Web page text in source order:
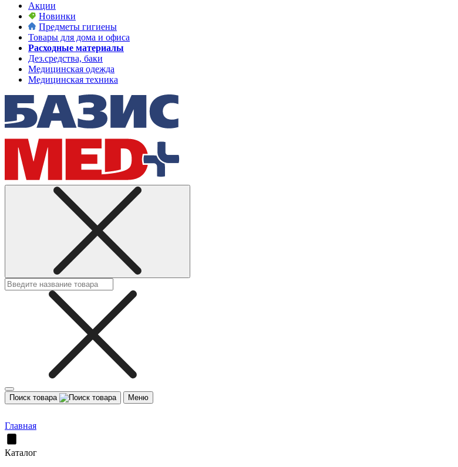
Акции
Новинки
Предметы гигиены
Товары для дома и офиса
Расходные материалы
Дез.средства, баки
Медицинская одежда
Медицинская техника
Поиск товара Меню
Главная
Каталог